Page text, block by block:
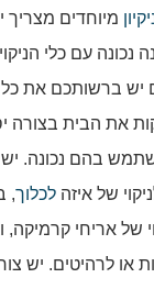
מיוחדים מצריך
עם כלי
יש ברשותכם את כל
את הבית בצורה
בהם נכונה. יש
של איזה לכלוך,
של אריחי קרמיקה,
או לרהיטים. יש